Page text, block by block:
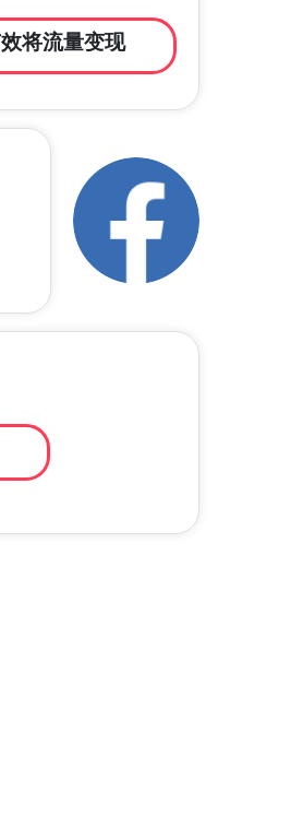
将流量变现